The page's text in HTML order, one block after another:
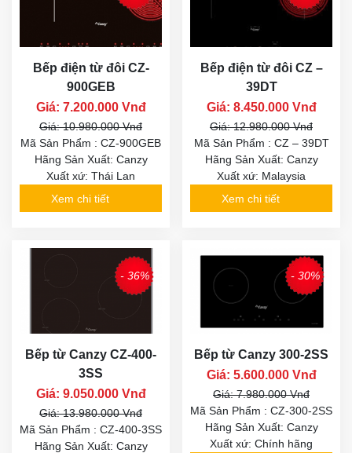
Bếp điện từ đôi CZ-
900GEB
Giá: 7.200.000 Vnđ
Giá: 10.980.000 Vnđ
Mã Sản Phẩm : CZ-900GEB
Hãng Sản Xuất: Canzy
Xuất xứ: Thái Lan
Xem chi tiết
Bếp điện từ đôi CZ –
39DT
Giá: 8.450.000 Vnđ
Giá: 12.980.000 Vnđ
Mã Sản Phẩm : CZ – 39DT
Hãng Sản Xuất: Canzy
Xuất xứ: Malaysia
Xem chi tiết
- 36%
Bếp từ Canzy CZ-400-
3SS
Giá: 9.050.000 Vnđ
Giá: 13.980.000 Vnđ
Mã Sản Phẩm : CZ-400-3SS
Hãng Sản Xuất: Canzy
- 30%
Bếp từ Canzy 300-2SS
Giá: 5.600.000 Vnđ
Giá: 7.980.000 Vnđ
Mã Sản Phẩm : CZ-300-2SS
Hãng Sản Xuất: Canzy
Xuất xứ: Chính hãng